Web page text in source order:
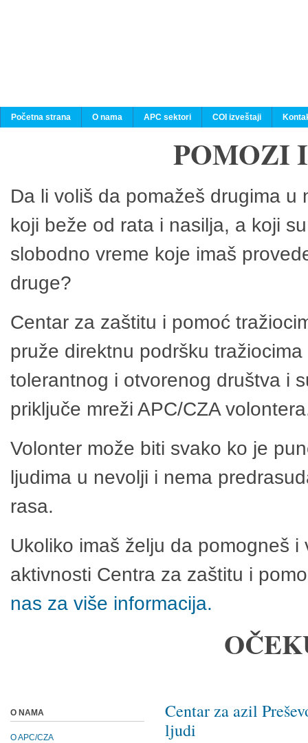
Početna strana O nama APC sektori COI izveštaji
POMOZI
Da li voliš da pomažeš drugima
koji beže od rata i nasilja, a koji
slobodno vreme koje imaš
druge?
Centar za zaštitu i pomoć
pruže direktnu podršku
tolerantnog i otvorenog društva i
priključe mreži APC/CZA
Volonter može biti svako ko je
ljudima u nevolji i nema
rasa.
Ukoliko imaš želju da pomogneš
aktivnosti Centra za zaštitu i
nas za više informacija.
Centar za azil
ljudi
O NAMA
O APC/CZA